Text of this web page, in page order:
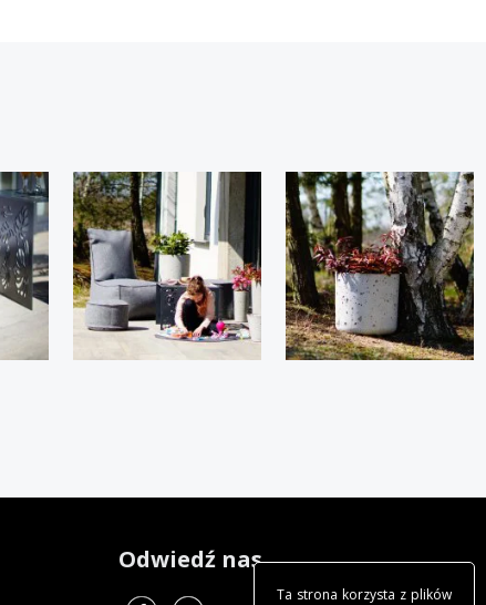
Odwiedź nas
Ta strona korzysta z plików